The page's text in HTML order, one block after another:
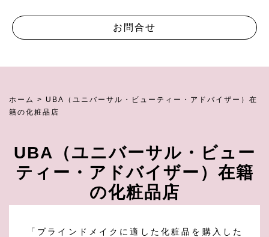
お問合せ
ホーム > UBA（ユニバーサル・ビューティー・アドバイザー）在
籍の化粧品店
UBA（ユニバーサル・ビュー
ティー・アドバイザー）在籍
の化粧品店
「ブラインドメイクに適した化粧品を購入した